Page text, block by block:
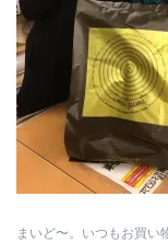
まいど〜。いつもお買い